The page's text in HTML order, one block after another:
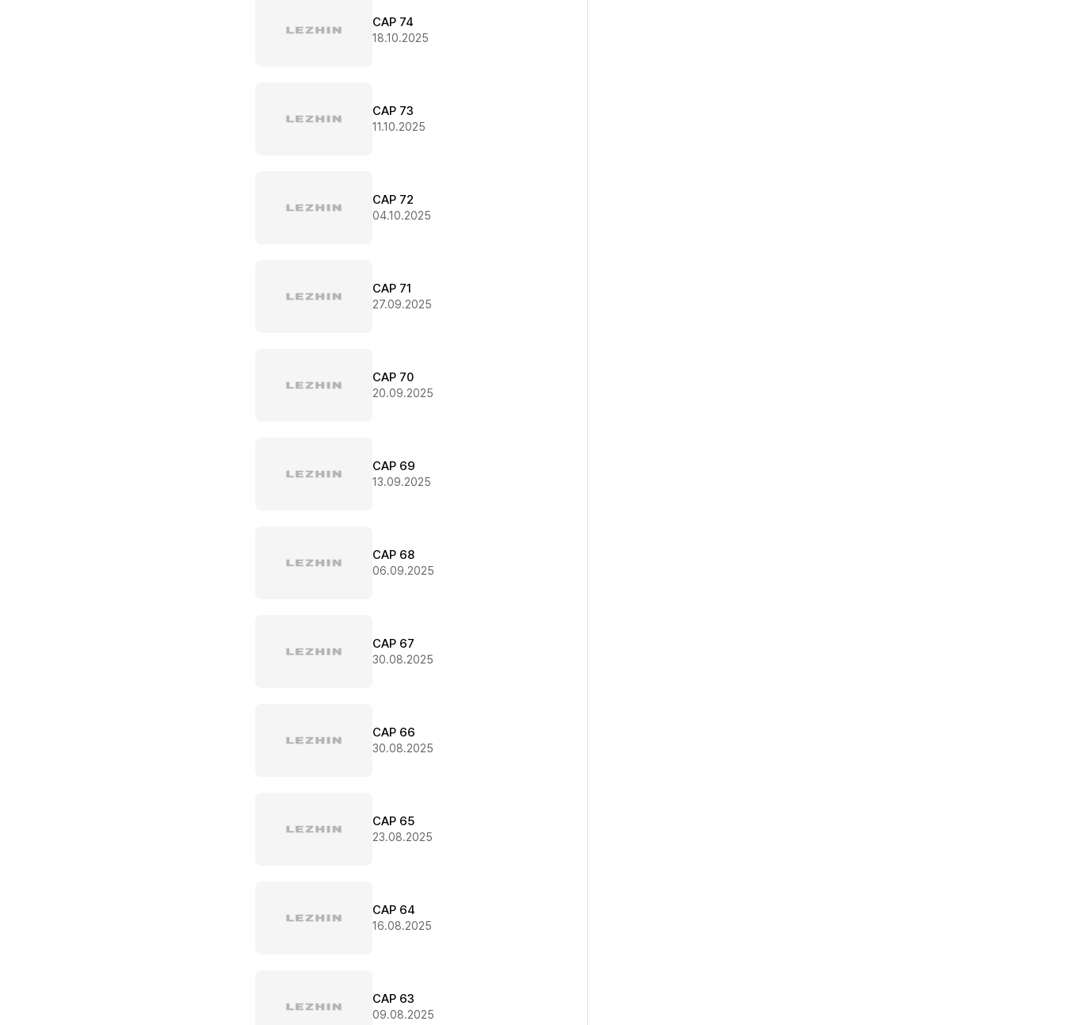
CAP 74
18.10.2025
CAP 73
11.10.2025
CAP 72
04.10.2025
CAP 71
27.09.2025
CAP 70
20.09.2025
CAP 69
13.09.2025
CAP 68
06.09.2025
CAP 67
30.08.2025
CAP 66
30.08.2025
CAP 65
23.08.2025
CAP 64
16.08.2025
CAP 63
09.08.2025